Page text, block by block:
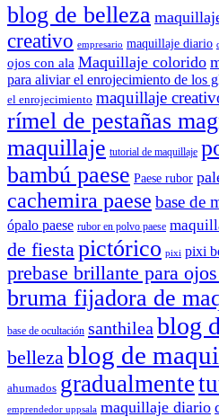
blog de belleza
creativo empresario maquillaje diario
ojos con ala Maquillaje colorido
para aliviar el enrojecimiento de los
el enrojecimiento maquillaje
rímel de pestañas
maquillaje tutorial de maquillaje
bambú paese Paese rubor
cachemira paese base de
ópalo paese rubor en polvo paese
de fiestapictórico pixi pixi
prebase brillante para
bruma fijadora de
base de ocultación santhilea blog
belleza blog de
ahumados gradualmente
emprendedor uppsala maquillaje diario